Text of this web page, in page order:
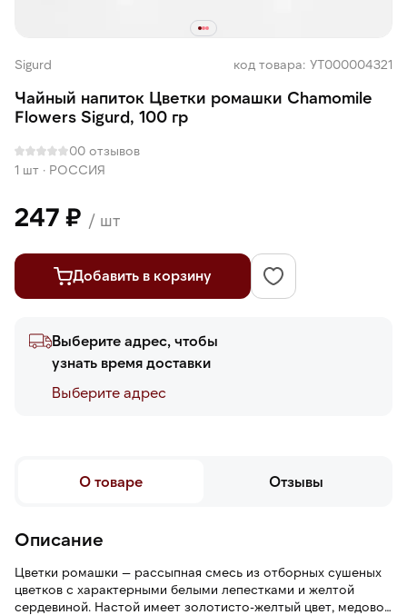
Sigurd код товара: УТ000004321
Чайный напиток Цветки ромашки Chamomile
Flowers Sigurd, 100 гр
00 отзывов
1 шт · РОССИЯ
247 ₽ / шт
Добавить в корзину
Выберите адрес, чтобы
узнать время доставки
Выберите адреc
О товаре Отзывы
Описание
Цветки ромашки — рассыпная смесь из отборных сушеных
цветков с характерными белыми лепестками и желтой
сердевиной. Настой имеет золотисто-желтый цвет, медово-